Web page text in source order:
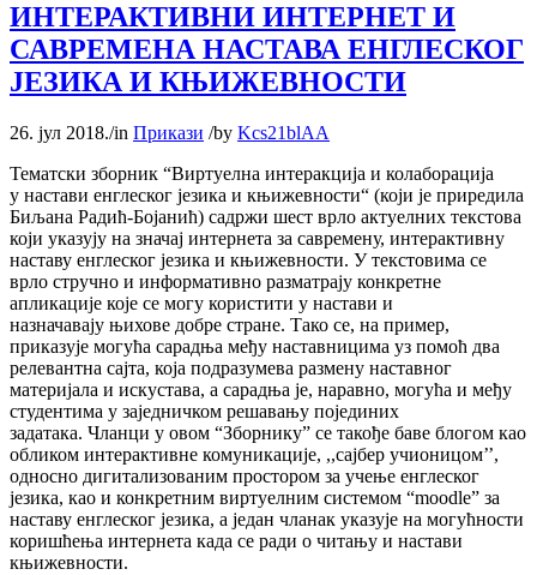
ИНТЕРАКТИВНИ ИНТЕРНЕТ И
САВРЕМЕНА НАСТАВА ЕНГЛЕСКОГ
ЈЕЗИКА И КЊИЖЕВНОСТИ
26. јул 2018./in Прикази /by Kcs21blAA
Тематски зборник “Виртуелна интеракција и колаборација
у настави енглеског језика и књижевности“ (који је приредила
Биљана Радић-Бојанић) садржи шест врло актуелних текстова
који указују на значај интернета за савремену, интерактивну
наставу енглеског језика и књижевности. У текстовима се
врло стручно и информативно разматрају конкретне
апликације које се могу користити у настави и
назначавају њихове добре стране. Тако се, на пример,
приказује могућа сарадња међу наставницима уз помоћ два
релевантна сајта, која подразумева размену наставног
материјала и искустава, а сарадња је, наравно, могућа и међу
студентима у заједничком решавању појединих
задатака. Чланци у овом “Зборнику” се такође баве блогом као
обликом интерактивне комуникације, ,,сајбер учионицом’’,
односно дигитализованим простором за учење енглеског
језика, као и конкретним виртуелним системом “moodle” за
наставу енглеског језика, а један чланак указује на могућности
коришћења интернета када се ради о читању и настави
књижевности.